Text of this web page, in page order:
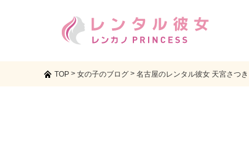
TOP > 女の子のブログ > 名古屋のレンタル彼女 天宮さつき